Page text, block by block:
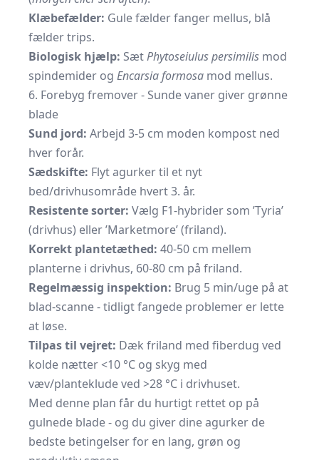
Klæbefælder: Gule fælder fanger mellus, blå
fælder trips.
Biologisk hjælp: SætPhytoseiulus persimilis mod
spindemider og Encarsia formosa mod mellus.
6. Forebyg fremover - Sunde vaner giver grønne
blade
Sund jord: Arbejd 3-5 cm moden kompost ned
hver forår.
Sædskifte: Flyt agurker til et nyt
bed/drivhusområde hvert 3. år.
Resistente sorter: Vælg F1-hybrider som ’Tyria’
(drivhus) eller ’Marketmore’ (friland).
Korrekt plantetæthed: 40-50 cm mellem
planterne i drivhus, 60-80 cm på friland.
Regelmæssig inspektion: Brug 5 min/uge på at
blad-scanne - tidligt fangede problemer er lette
at løse.
Tilpas til vejret: Dæk friland med fiberdug ved
kolde nætter <10 °C og skyg med
væv/planteklude ved >28 °C i drivhuset.
Med denne plan får du hurtigt rettet op på
gulnede blade - og du giver dine agurker de
bedste betingelser for en lang, grøn og